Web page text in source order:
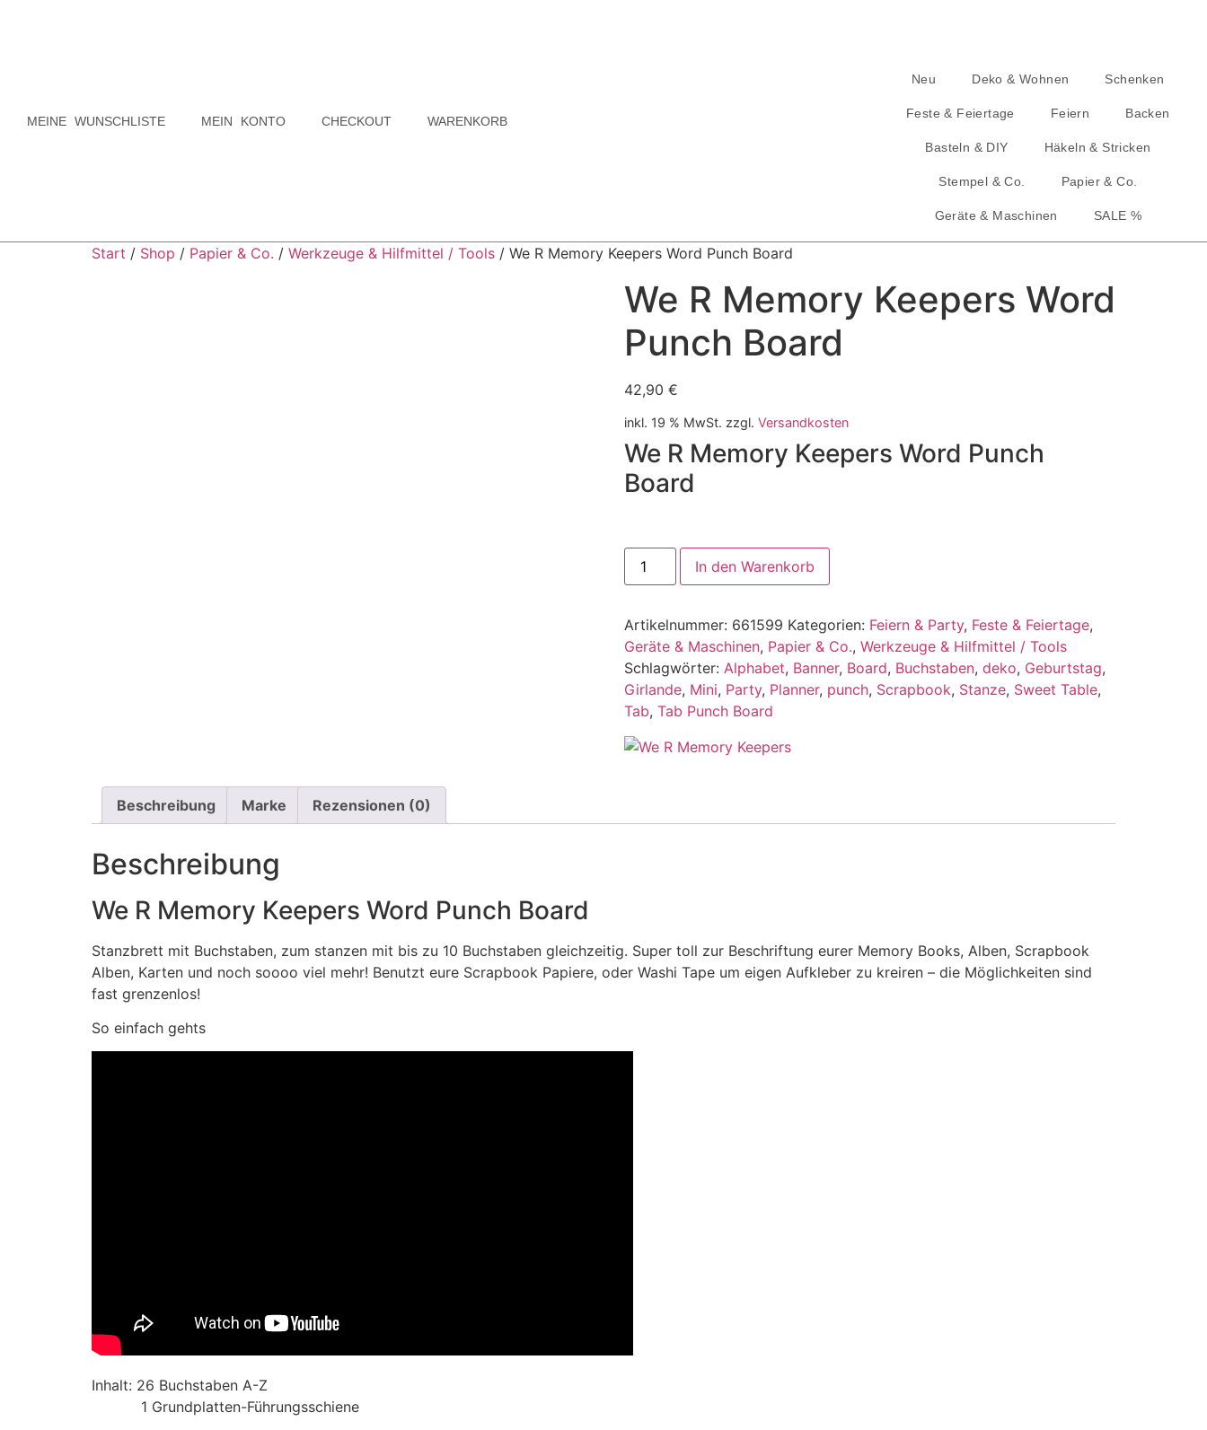
MEINE WUNSCHLISTE MEIN KONTO CHECKOUT WARENKORB
Neu Deko & Wohnen Schenken
Feste & Feiertage Feiern Backen
Basteln & DIY Häkeln & Stricken
Stempel & Co. Papier & Co.
Geräte & Maschinen SALE %
Start / Shop / Papier & Co. / Werkzeuge & Hilfmittel / Tools / We R Memory Keepers Word Punch Board
We R Memory Keepers Word
Punch Board
42,90 €
inkl. 19 % MwSt. zzgl. Versandkosten
We R Memory Keepers Word Punch
Board
In den Warenkorb
Artikelnummer: 661599 Kategorien: Feiern & Party, Feste & Feiertage,
Geräte & Maschinen, Papier & Co., Werkzeuge & Hilfmittel / Tools
Schlagwörter: Alphabet, Banner, Board, Buchstaben, deko, Geburtstag,
Girlande, Mini, Party, Planner, punch, Scrapbook, Stanze, Sweet Table,
Tab, Tab Punch Board
Beschreibung Marke Rezensionen (0)
Beschreibung
We R Memory Keepers Word Punch Board
Stanzbrett mit Buchstaben, zum stanzen mit bis zu 10 Buchstaben gleichzeitig. Super toll zur Beschriftung eurer Memory Books, Alben, Scrapbook
Alben, Karten und noch soooo viel mehr! Benutzt eure Scrapbook Papiere, oder Washi Tape um eigen Aufkleber zu kreiren – die Möglichkeiten sind
fast grenzenlos!
So einfach gehts
Inhalt: 26 Buchstaben A-Z
1 Grundplatten-Führungsschiene